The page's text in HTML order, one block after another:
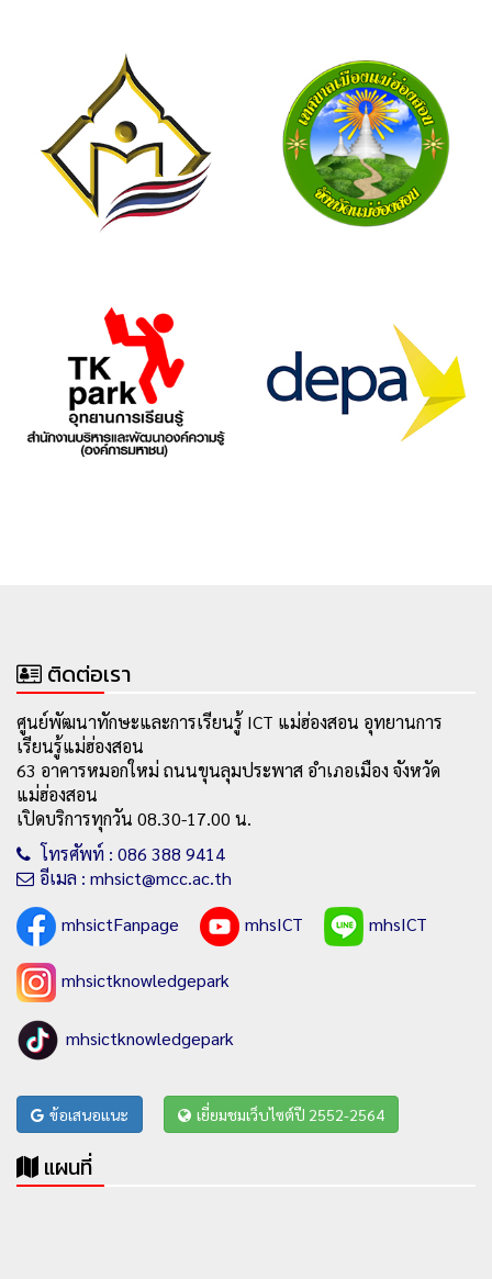
ติดต่อเรา
ศูนย์พัฒนาทักษะและการเรียนรู้ ICT แม่ฮ่องสอน อุทยานการ
เรียนรู้แม่ฮ่องสอน
63 อาคารหมอกใหม่ ถนนขุนลุมประพาส อำเภอเมือง จังหวัด
แม่ฮ่องสอน
เปิดบริการทุกวัน 08.30-17.00 น.
โทรศัพท์ : 086 388 9414
อีเมล : mhsict@mcc.ac.th
mhsictFanpage
mhsICT mhsICT
mhsictknowledgepark
mhsictknowledgepark
ข้อเสนอแนะ เยี่ยมชมเว็บไซต์ปี 2552-2564
แผนที่